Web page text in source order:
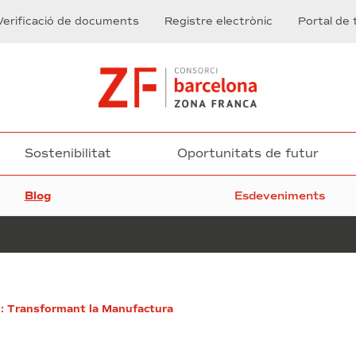
de documents Registre electrònic Portal de
Sostenibilitat Oportunitats de futur
Blog Esdeveniments
Transformant la Manufactura